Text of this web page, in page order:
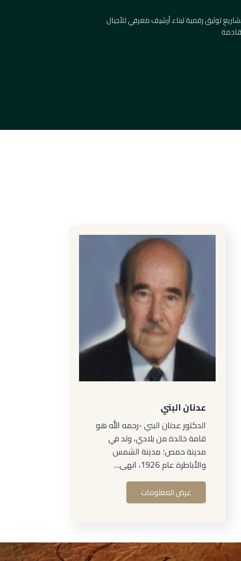
توثيق رقمية لبناء أرشيف معرفي للأجيال
عدنان البني
الدكتور عدنان البني -رحمه الله هو
قامة خالدة من بلادي، ولد في
مدينة حمص؛ مدينة الشمس
والأباطرة عام 1926، انهى…
عرض المعلومات